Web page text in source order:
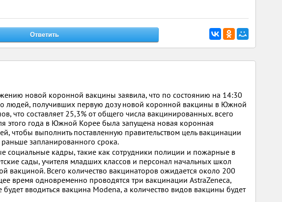
новой коронной вакцины заявила, что по состоянию на 14:30
людей, получивших первую дозу новой коронной вакцины в Южной
что составляет 25,3% от общего числа вакцинированных. всего
этого года в Южной Корее была запущена новая коронная
чтобы выполнить поставленную правительством цель вакцинации
запланированного срока.
социальные кадры, такие как сотрудники полиции и пожарные в
сады, учителя младших классов и персонал начальных школ
вакциной. Всего количество вакцинаторов ожидается около 200
время одновременно проводятся три вакцинации AstraZeneca,
будет вводиться вакцина Modena, а количество видов вакцины будет